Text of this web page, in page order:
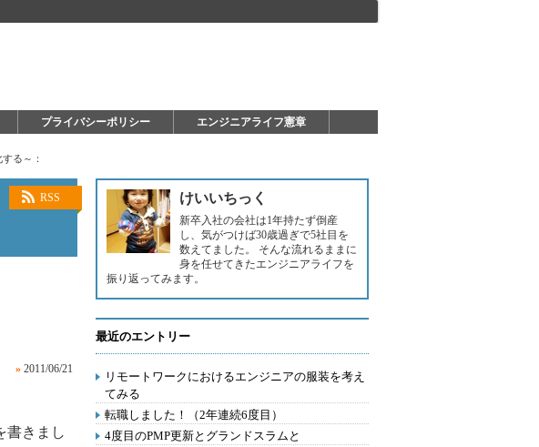
プライバシーポリシー エンジニアライフ憲章
る～：
RSS
» 2011/06/21
書きまし
けいいちっく
新卒入社の会社は1年持たず倒産
し、気がつけば30歳過ぎで5社目を
数えてました。 そんな流れるままに
身を任せてきたエンジニアライフを
振り返ってみます。
最近のエントリー
リモートワークにおけるエンジニアの服装を考え
てみる
転職しました！（2年連続6度目）
4度目のPMP更新とグランドスラムと